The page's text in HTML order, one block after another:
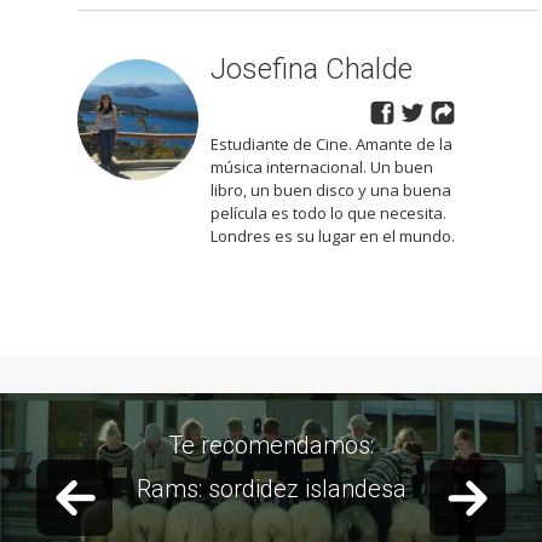
Josefina Chalde
Estudiante de Cine. Amante de la
música internacional. Un buen
libro, un buen disco y una buena
película es todo lo que necesita.
Londres es su lugar en el mundo.
Previous slide
Te recomendamos:
La tragedia del doblaje en
cine
Next